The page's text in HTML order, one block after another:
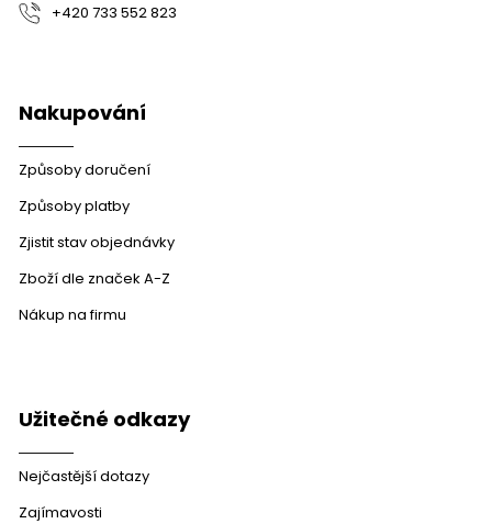
+420 733 552 823
Nakupování
Způsoby doručení
Způsoby platby
Zjistit stav objednávky
Zboží dle značek A-Z
Nákup na firmu
Užitečné odkazy
Nejčastější dotazy
Zajímavosti